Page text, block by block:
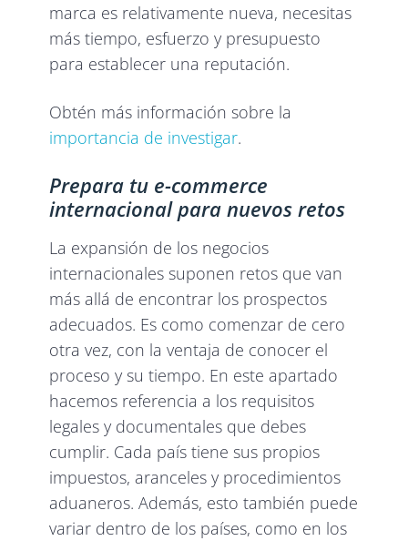
marca es relativamente nueva, necesitas
más tiempo, esfuerzo y presupuesto
para establecer una reputación.
Obtén más información sobre la
importancia de investigar.
Prepara tu e-commerce
internacional para nuevos retos
La expansión de los negocios
internacionales suponen retos que van
más allá de encontrar los prospectos
adecuados. Es como comenzar de cero
otra vez, con la ventaja de conocer el
proceso y su tiempo. En este apartado
hacemos referencia a los requisitos
legales y documentales que debes
cumplir. Cada país tiene sus propios
impuestos, aranceles y procedimientos
aduaneros. Además, esto también puede
variar dentro de los países, como en los